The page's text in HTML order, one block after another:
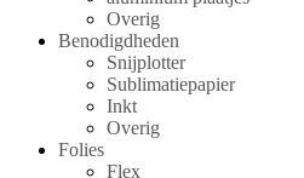
Overig
Benodigdheden
Snijplotter
Sublimatiepapier
Inkt
Overig
Folies
Flex